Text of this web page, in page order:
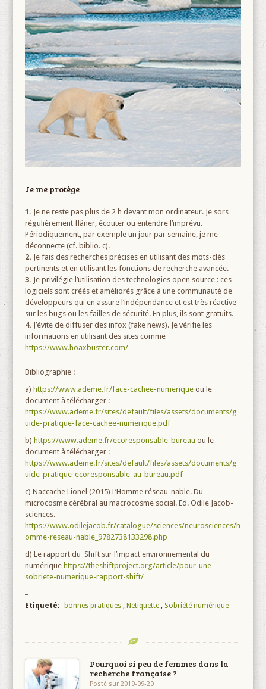
Je me protège
1. Je ne reste pas plus de 2 h devant mon ordinateur. Je sors
régulièrement flâner, écouter ou entendre l’imprévu.
Périodiquement, par exemple un jour par semaine, je me
déconnecte (cf. biblio. c).
2. Je fais des recherches précises en utilisant des mots-clés
pertinents et en utilisant les fonctions de recherche avancée.
3. Je privilégie l’utilisation des technologies open source : ces
logiciels sont créés et améliorés grâce à une communauté de
développeurs qui en assure l’indépendance et est très réactive
sur les bugs ou les failles de sécurité. En plus, ils sont gratuits.
4. J’évite de diffuser des infox (fake news). Je vérifie les
informations en utilisant des sites comme
https://www.hoaxbuster.com/
Bibliographie :
a) https://www.ademe.fr/face-cachee-numerique ou le
document à télécharger :
https://www.ademe.fr/sites/default/files/assets/documents/g
uide-pratique-face-cachee-numerique.pdf
b) https://www.ademe.fr/ecoresponsable-bureau ou le
document à télécharger :
https://www.ademe.fr/sites/default/files/assets/documents/g
uide-pratique-ecoresponsable-au-bureau.pdf
c) Naccache Lionel (2015) L’Homme réseau-nable. Du
microcosme cérébral au macrocosme social. Ed. Odile Jacob-
sciences.
https://www.odilejacob.fr/catalogue/sciences/neurosciences/h
omme-reseau-nable_9782738133298.php
d) Le rapport du Shift sur l’impact environnemental du
numérique https://theshiftproject.org/article/pour-une-
sobriete-numerique-rapport-shift/
Etiqueté: bonnes pratiques , Netiquette , Sobriété numérique
Pourquoi si peu de femmes dans la
recherche française ?
Posté sur 2019-09-20